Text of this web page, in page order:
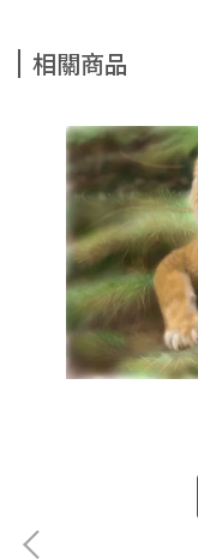
相關商品